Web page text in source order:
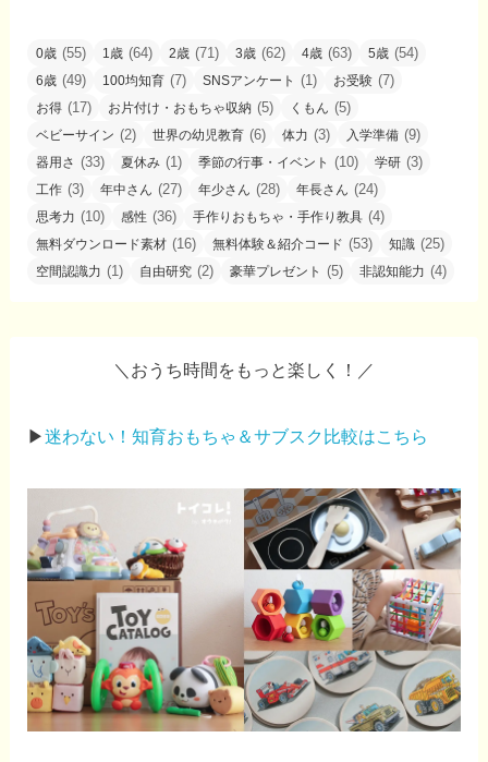
0歳 (55) 1歳 (64) 2歳 (71) 3歳 (62) 4歳 (63) 5歳 (54)
6歳 (49) 100均知育 (7) SNSアンケート (1) お受験 (7)
お得 (17) お片付け・おもちゃ収納 (5) くもん (5)
ベビーサイン (2) 世界の幼児教育 (6) 体力 (3) 入学準備 (9)
器用さ (33) 夏休み (1) 季節の行事・イベント (10) 学研 (3)
工作 (3) 年中さん (27) 年少さん (28) 年長さん (24)
思考力 (10) 感性 (36) 手作りおもちゃ・手作り教具 (4)
無料ダウンロード素材 (16) 無料体験＆紹介コード (53) 知識 (25)
空間認識力 (1) 自由研究 (2) 豪華プレゼント (5) 非認知能力 (4)
＼おうち時間をもっと楽しく！／
▶迷わない！知育おもちゃ＆サブスク比較はこちら